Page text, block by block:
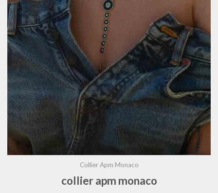
Collier Apm Monaco
collier apm monaco